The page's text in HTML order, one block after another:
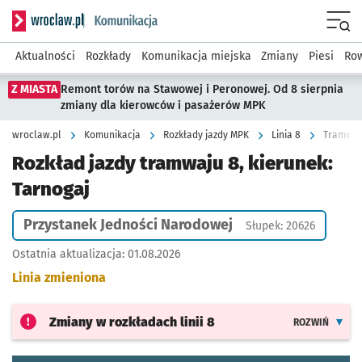
Serwis informacyjny wroclaw.pl podserwis: Komunikacja
Aktualności Rozkłady Komunikacja miejska Zmiany Piesi
Z MIASTA Remont torów na Stawowej i Peronowej. Od 8 sierpnia
zmiany dla kierowców i pasażerów MPK
wroclaw.pl Komunikacja Rozkłady jazdy MPK Linia 8
Rozkład jazdy tramwaju 8, kierunek:
Tarnogaj
Przystanek Jedności Narodowej Słupek: 20626
Ostatnia aktualizacja: 01.08.2026
Linia zmieniona
Zmiany w rozkładach linii 8 ROZWIŃ